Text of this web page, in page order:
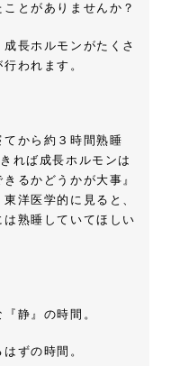
とがありませんか？
長ホルモンがたくさ
われます。
から約３時間熟睡
れば成長ホルモンは
るかどうかが大事』
洋医学的に見ると、
熟睡していてほしい
静』の時間。
ずの時間。